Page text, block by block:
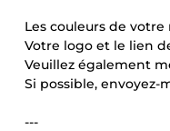
Les couleurs de
Votre logo et le lien
Veuillez également
Si possible, envoyez-
---